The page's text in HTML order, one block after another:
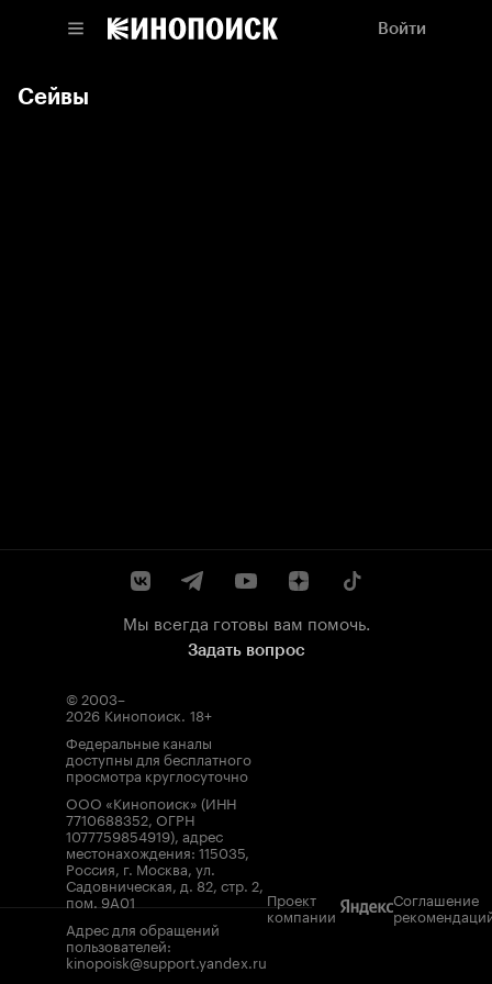
Войти
Сейвы
Мы всегда готовы вам помочь.
Задать вопрос
© 2003–
2026 Кинопоиск. 18+
Федеральные каналы
доступны для бесплатного
просмотра круглосуточно
ООО «Кинопоиск» (ИНН
7710688352, ОГРН
1077759854919), адрес
местонахождения: 115035,
Россия, г. Москва, ул.
Садовническая, д. 82, стр. 2,
пом. 9А01
Адрес для обращений
пользователей:
kinopoisk@support.yandex.ru
Проект
компании
Соглашение